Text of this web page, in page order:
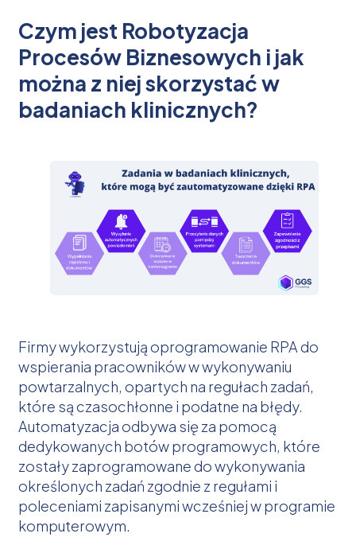
Czym jest Robotyzacja
Procesów Biznesowych i jak
można z niej skorzystać w
badaniach klinicznych?
Firmy wykorzystują oprogramowanie RPA do
wspierania pracowników w wykonywaniu
powtarzalnych, opartych na regułach zadań,
które są czasochłonne i podatne na błędy.
Automatyzacja odbywa się za pomocą
dedykowanych botów programowych, które
zostały zaprogramowane do wykonywania
określonych zadań zgodnie z regułami i
poleceniami zapisanymi wcześniej w programie
komputerowym.